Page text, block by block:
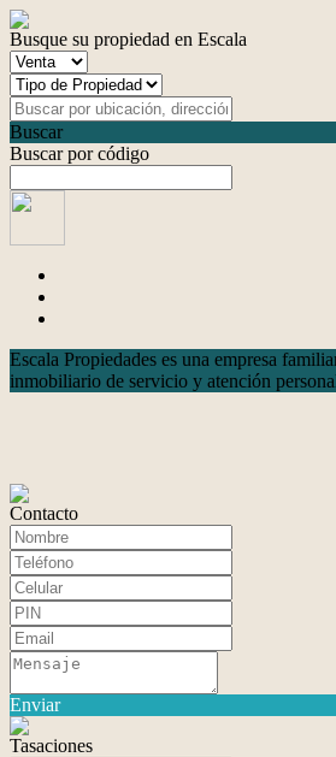
Busque su propiedad en Escala
Buscar
Buscar por código
Escala Propiedades es una empresa
inmobiliario de servicio y atención
Contacto
Enviar
Tasaciones